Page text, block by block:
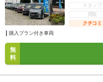
スタッフ
買取
クチコミ
購入プラン付き車両
無
料